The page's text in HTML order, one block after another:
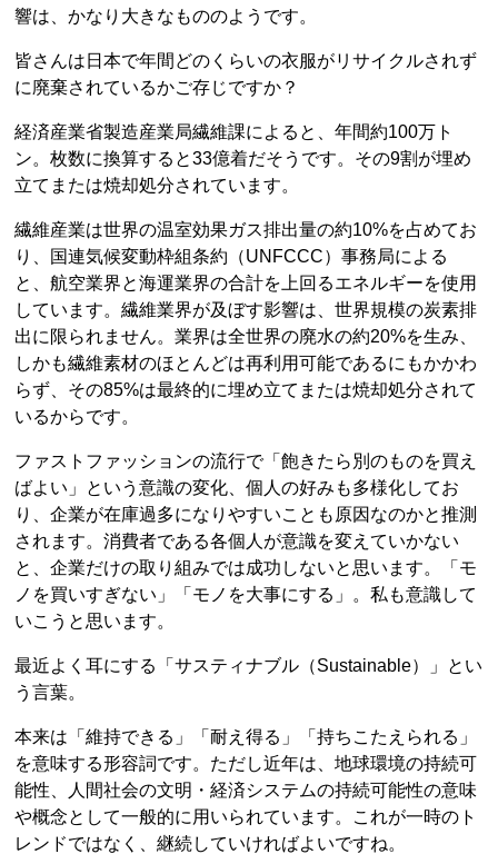
響は、かなり大きなもののようです。
皆さんは日本で年間どのくらいの衣服がリサイクルされず
に廃棄されているかご存じですか？
経済産業省製造産業局繊維課によると、年間約100万ト
ン。枚数に換算すると33億着だそうです。その9割が埋め
立てまたは焼却処分されています。
繊維産業は世界の温室効果ガス排出量の約10%を占めてお
り、国連気候変動枠組条約（UNFCCC）事務局による
と、航空業界と海運業界の合計を上回るエネルギーを使用
しています。繊維業界が及ぼす影響は、世界規模の炭素排
出に限られません。業界は全世界の廃水の約20%を生み、
しかも繊維素材のほとんどは再利用可能であるにもかかわ
らず、その85%は最終的に埋め立てまたは焼却処分されて
いるからです。
ファストファッションの流行で「飽きたら別のものを買え
ばよい」という意識の変化、個人の好みも多様化してお
り、企業が在庫過多になりやすいことも原因なのかと推測
されます。消費者である各個人が意識を変えていかない
と、企業だけの取り組みでは成功しないと思います。「モ
ノを買いすぎない」「モノを大事にする」。私も意識して
いこうと思います。
最近よく耳にする「サスティナブル（Sustainable）」とい
う言葉。
本来は「維持できる」「耐え得る」「持ちこたえられる」
を意味する形容詞です。ただし近年は、地球環境の持続可
能性、人間社会の文明・経済システムの持続可能性の意味
や概念として一般的に用いられています。これが一時のト
レンドではなく、継続していければよいですね。